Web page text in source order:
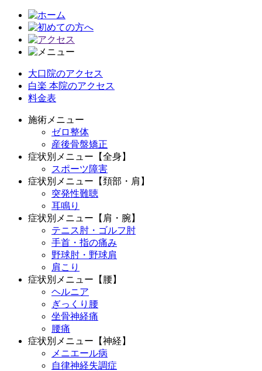
大口院のアクセス
白楽 本院のアクセス
料金表
施術メニュー
ゼロ整体
産後骨盤矯正
症状別メニュー【全身】
スポーツ障害
症状別メニュー【頚部・肩】
突発性難聴
耳鳴り
症状別メニュー【肩・腕】
テニス肘・ゴルフ肘
手首・指の痛み
野球肘・野球肩
肩こり
症状別メニュー【腰】
ヘルニア
ぎっくり腰
坐骨神経痛
腰痛
症状別メニュー【神経】
メニエール病
自律神経失調症